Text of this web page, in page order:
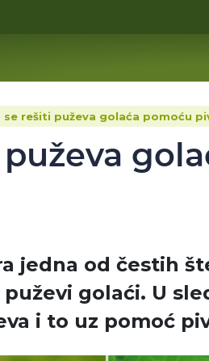
se rešiti puževa golaća pomoću
jedna od čestih
golaći. U
i to uz pomoć